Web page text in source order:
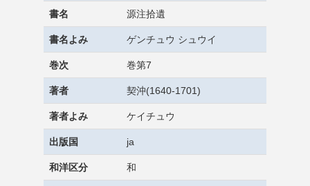
書名 源注拾遺
書名よみ ゲンチュウ シュウイ
巻次 巻第7
著者 契沖(1640-1701)
著者よみ ケイチュウ
出版国 ja
和洋区分 和